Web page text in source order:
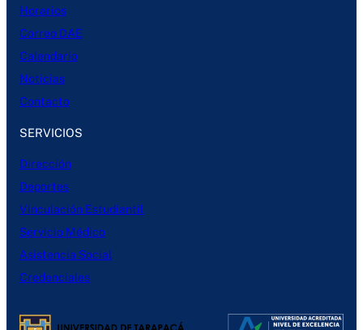
Horarios
Correo DAE
Calendario
Noticias
Contacto
SERVICIOS
Dirección
Deportes
Vinculación Estudiantil
Servicio Médico
Asistencia Social
Credenciales